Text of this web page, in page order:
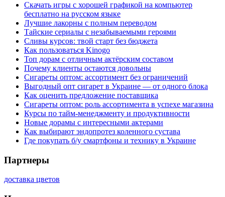
Скачать игры с хорошей графикой на компьютер
бесплатно на русском языке
Лучшие лакорны с полным переводом
Тайские сериалы с незабываемыми героями
Сливы курсов: твой старт без бюджета
Как пользоваться Kinogo
Топ дорам с отличным актёрским составом
Почему клиенты остаются довольны
Сигареты оптом: ассортимент без ограничений
Выгодный опт сигарет в Украине — от одного блока
Как оценить предложение поставщика
Сигареты оптом: роль ассортимента в успехе магазина
Курсы по тайм-менеджменту и продуктивности
Новые дорамы с интересными актерами
Как выбирают эндопротез коленного сустава
Где покупать б/у смартфоны и технику в Украине
Партнеры
доставка цветов